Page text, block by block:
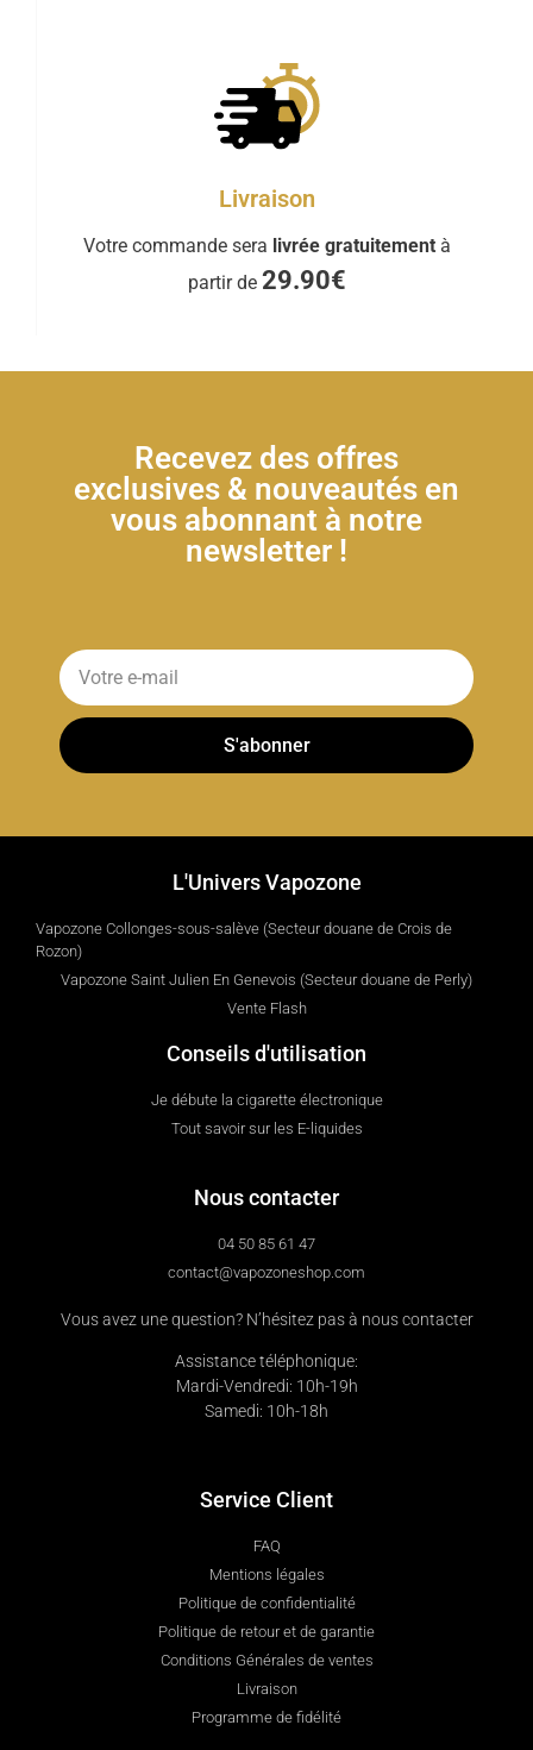
Livraison
Votre commande sera livrée gratuitement à
partir de 29.90€
Recevez des offres
exclusives & nouveautés en
vous abonnant à notre
newsletter !
S'abonner
L'Univers Vapozone
Vapozone Collonges-sous-salève (Secteur douane de Crois de
Rozon)
Vapozone Saint Julien En Genevois (Secteur douane de Perly)
Vente Flash
Conseils d'utilisation
Je débute la cigarette électronique
Tout savoir sur les E-liquides
Nous contacter
04 50 85 61 47
contact@vapozoneshop.com
Vous avez une question? N’hésitez pas à nous contacter
Assistance téléphonique:
Mardi-Vendredi: 10h-19h
Samedi: 10h-18h
Service Client
FAQ
Mentions légales
Politique de confidentialité
Politique de retour et de garantie
Conditions Générales de ventes
Livraison
Programme de fidélité